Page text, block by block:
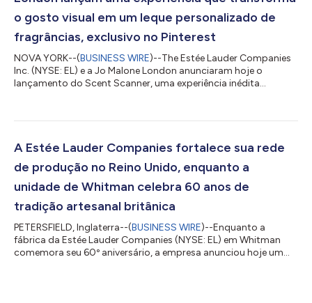
o gosto visual em um leque personalizado de
fragrâncias, exclusivo no Pinterest
NOVA YORK--(BUSINESS WIRE)--The Estée Lauder Companies
Inc. (NYSE: EL) e a Jo Malone London anunciaram hoje o
lançamento do Scent Scanner, uma experiência inédita
visuais que as pessoas expressaram nos seus quadros do
Jo Malone London. Aproveitando o sucesso do AI Scent
Advisor da Jo Malone London, introduzido em 2025,...
A Estée Lauder Companies fortalece sua rede
de produção no Reino Unido, enquanto a
unidade de Whitman celebra 60 anos de
tradição artesanal britânica
PETERSFIELD, Inglaterra--(BUSINESS WIRE)--Enquanto a
fábrica da Estée Lauder Companies (NYSE: EL) em Whitman
comemora seu 60º aniversário, a empresa anunciou hoje um